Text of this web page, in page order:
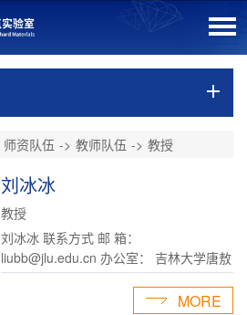
师资队伍 -> 教师队伍 -> 教授
刘冰冰
教授
刘冰冰 联系方式 邮 箱：
liubb@jlu.edu.cn 办公室： 吉林大学唐敖
庆楼C420室 +86-431-85168256 研究方
向： 高压物理、功能材料 实验室： 吉林
MORE